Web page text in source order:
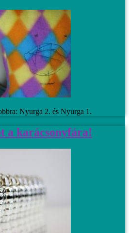
Nyurga 2. és Nyurga 1.
a karácsonyfára!